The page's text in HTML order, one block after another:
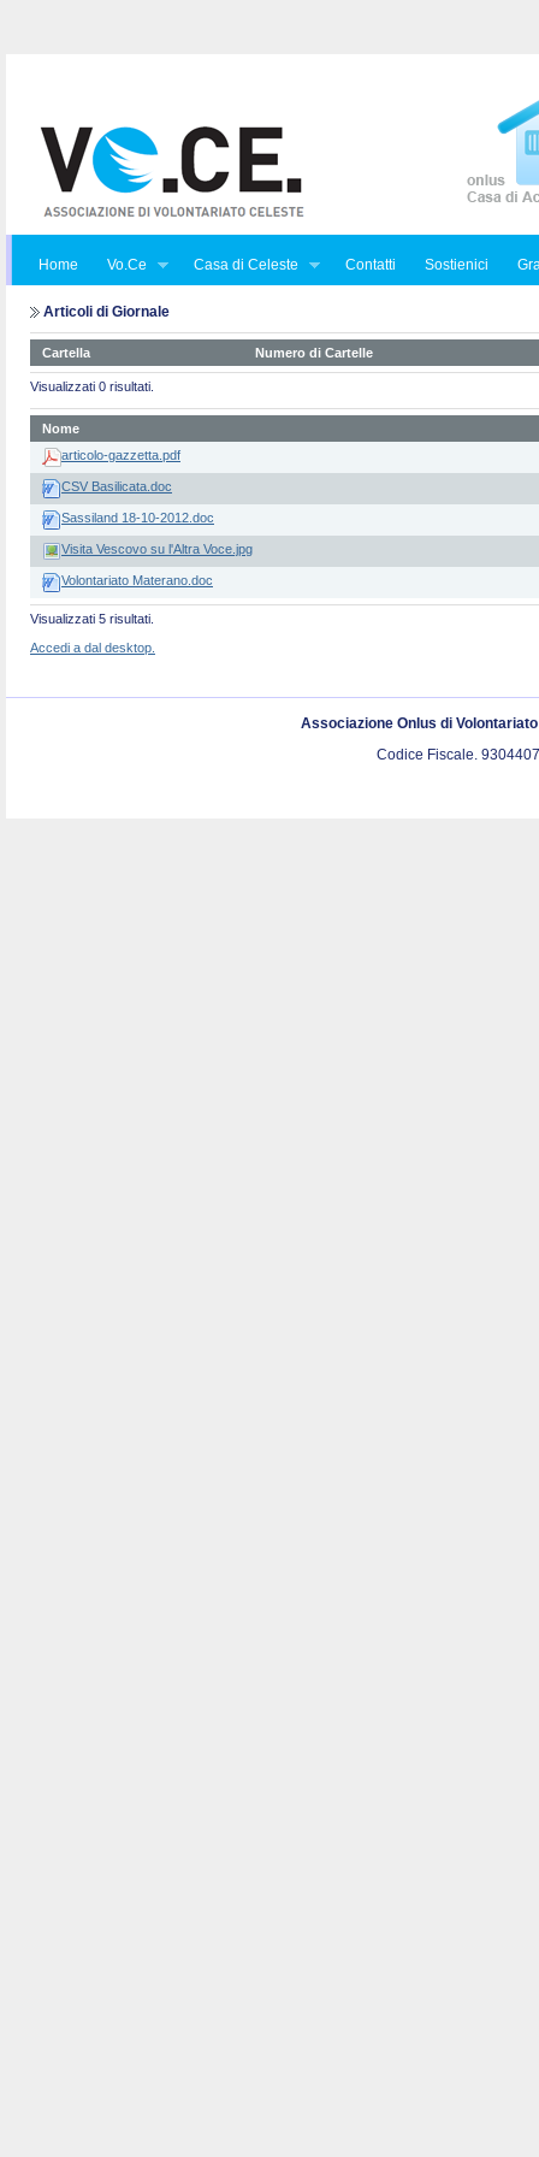
Home Vo.Ce Casa di Celeste Contatti Sostienici
Articoli di Giornale
Cartella Numero di Cartelle
Visualizzati 0 risultati.
Nome
articolo-gazzetta.pdf
CSV Basilicata.doc
Sassiland 18-10-2012.doc
Visita Vescovo su l'Altra Voce.jpg
Volontariato Materano.doc
Visualizzati 5 risultati.
Accedi a dal desktop.
Associazione Onlus di
Codice Fiscale.